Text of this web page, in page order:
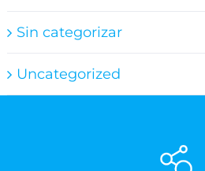
Sin categorizar
Uncategorized